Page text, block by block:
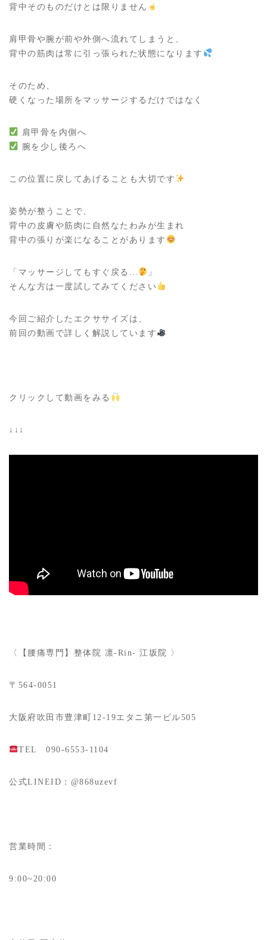
背中そのものだけとは限りません
肩甲骨や腕が前や外側へ流れてしまうと、
背中の筋肉は常に引っ張られた状態になります
そのため、
硬くなった場所をマッサージするだけではなく
肩甲骨を内側へ
腕を少し後ろへ
この位置に戻してあげることも大切です
姿勢が整うことで、
背中の皮膚や筋肉に自然なたわみが生まれ
背中の張りが楽になることがあります
「マッサージしてもすぐ戻る…
」
そんな方は一度試してみてください
今回ご紹介したエクササイズは、
前回の動画で詳しく解説しています
クリックして動画をみる
↓↓↓
〈【腰痛専門】整体院 凛-Rin- 江坂院 〉
〒564-0051
大阪府吹田市豊津町12-19エタニ第一ビル505
TEL 090-6553-1104
公式LINEID：@868uzevf
営業時間：
9:00~20:00